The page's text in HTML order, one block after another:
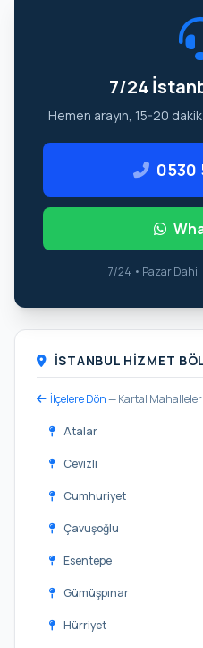
7/24
Hemen arayın, 15-20
0530
7/24 • Pazar Dahil
İSTANBUL HIZMET
İlçelere Dön— Kartal
Atalar
Cevizli
Cumhuriyet
Çavuşoğlu
Esentepe
Gümüşpınar
Hürriyet